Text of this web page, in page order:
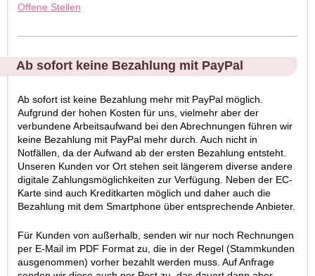
Offene Stellen
Ab sofort keine Bezahlung mit PayPal
Ab sofort ist keine Bezahlung mehr mit PayPal möglich.
Aufgrund der hohen Kosten für uns, vielmehr aber der
verbundene Arbeitsaufwand bei den Abrechnungen führen wir
keine Bezahlung mit PayPal mehr durch. Auch nicht in
Notfällen, da der Aufwand ab der ersten Bezahlung entsteht.
Unseren Kunden vor Ort stehen seit längerem diverse andere
digitale Zahlungsmöglichkeiten zur Verfügung. Neben der EC-
Karte sind auch Kreditkarten möglich und daher auch die
Bezahlung mit dem Smartphone über entsprechende Anbieter.
Für Kunden von außerhalb, senden wir nur noch Rechnungen
per E-Mail im PDF Format zu, die in der Regel (Stammkunden
ausgenommen) vorher bezahlt werden muss. Auf Anfrage